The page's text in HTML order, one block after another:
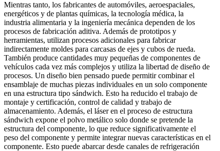
Mientras tanto, los fabricantes de automóviles, aeroespaciales,
energéticos y de plantas químicas, la tecnología médica, la
industria alimentaria y la ingeniería mecánica dependen de los
procesos de fabricación aditiva. Además de prototipos y
herramientas, utilizan procesos adicionales para fabricar
indirectamente moldes para carcasas de ejes y cubos de rueda.
También produce cantidades muy pequeñas de componentes de
vehículos cada vez más complejos y utiliza la libertad de diseño de
procesos. Un diseño bien pensado puede permitir combinar el
ensamblaje de muchas piezas individuales en un solo componente
en una estructura tipo sándwich. Esto ha reducido el trabajo de
montaje y certificación, control de calidad y trabajo de
almacenamiento. Además, el láser en el proceso de estructura
sándwich expone el polvo metálico solo donde se pretende la
estructura del componente, lo que reduce significativamente el
peso del componente y permite integrar nuevas características en el
componente. Esto puede abarcar desde canales de refrigeración